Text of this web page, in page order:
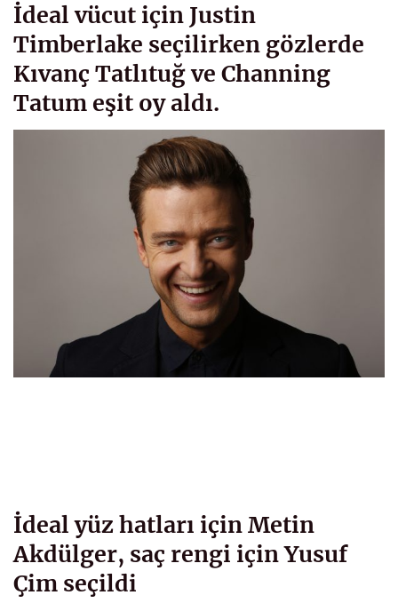
İdeal vücut için Justin
Timberlake seçilirken gözlerde
Kıvanç Tatlıtuğ ve Channing
Tatum eşit oy aldı.
İdeal yüz hatları için Metin
Akdülger, saç rengi için Yusuf
Çim seçildi